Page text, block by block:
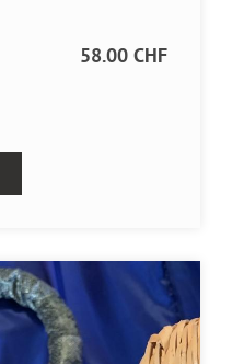
58.00 CHF